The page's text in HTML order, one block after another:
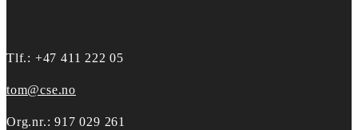
Tlf.: +47 411 222 05
tom@cse.no
Org.nr.: 917 029 261